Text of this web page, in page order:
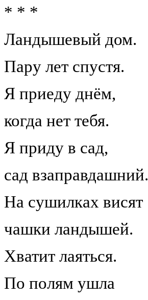
* * *
Ландышевый дом.
Пару лет спустя.
Я приеду днём,
когда нет тебя.
Я приду в сад,
сад взаправдашний.
На сушилках висят
чашки ландышей.
Хватит лаяться.
По полям ушла